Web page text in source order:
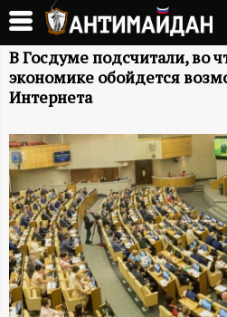
Перейти
основному
содержанию
А
Н
Т
И
М
А
В Госдуме подсчитали, во
экономике обойдется
Интернета